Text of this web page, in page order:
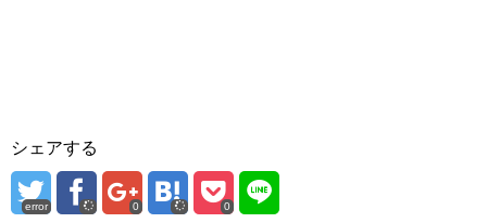
シェアする
error 0 0